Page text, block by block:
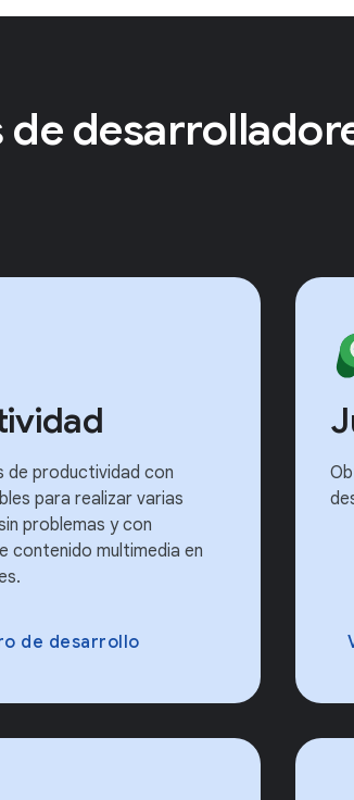
de
de productividad con
para realizar varias
problemas y con
contenido multimedia en
de desarrollo